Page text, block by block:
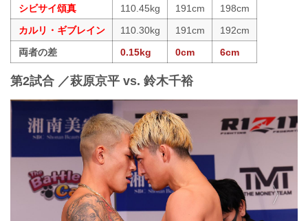
シビサイ頌真 110.45kg 191cm
198cm
カルリ・ギブレイン
110.30kg 191cm
192cm
両者の差
0.15kg 0cm 6cm
第2試合 ／萩原京平 vs. 鈴木千裕